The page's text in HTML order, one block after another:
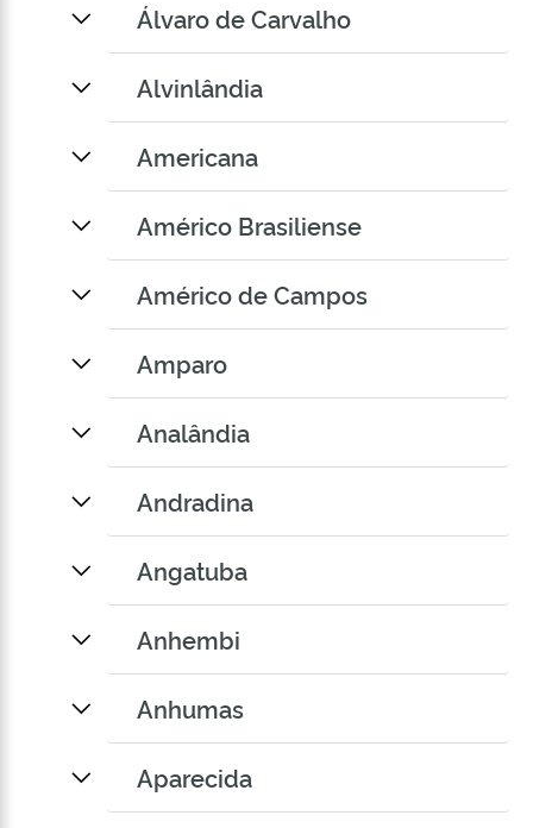
Álvaro de Carvalho
Alvinlândia
Americana
Américo Brasiliense
Américo de Campos
Amparo
Analândia
Andradina
Angatuba
Anhembi
Anhumas
Aparecida